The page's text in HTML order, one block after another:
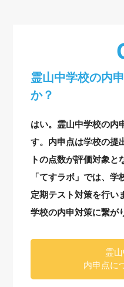
霊山中学校の内
か？
はい。霊山中学校の内
す。内申点は学校の提
トの点数が評価対象と
「てすラボ」では、
定期テスト対策を行い
学校の内申対策に繋が
霊
内申点に